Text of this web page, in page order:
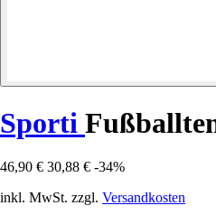
Sporti
46,90 € 30,88 € -34%
inkl. MwSt. zzgl. Versandkosten